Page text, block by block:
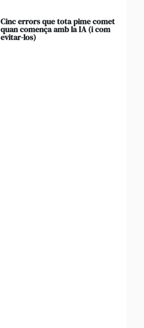
Cinc errors que tota pime comet
quan comença amb la IA (i com
evitar-los)